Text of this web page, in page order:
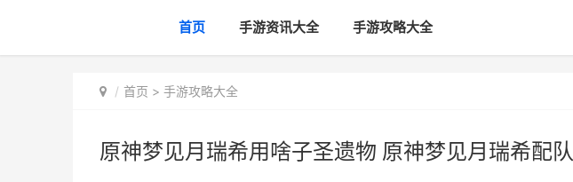
首页 手游资讯大全 手游攻略大全
首页 > 手游攻略大全
原神梦见月瑞希用啥子圣遗物 原神梦见月瑞希配队